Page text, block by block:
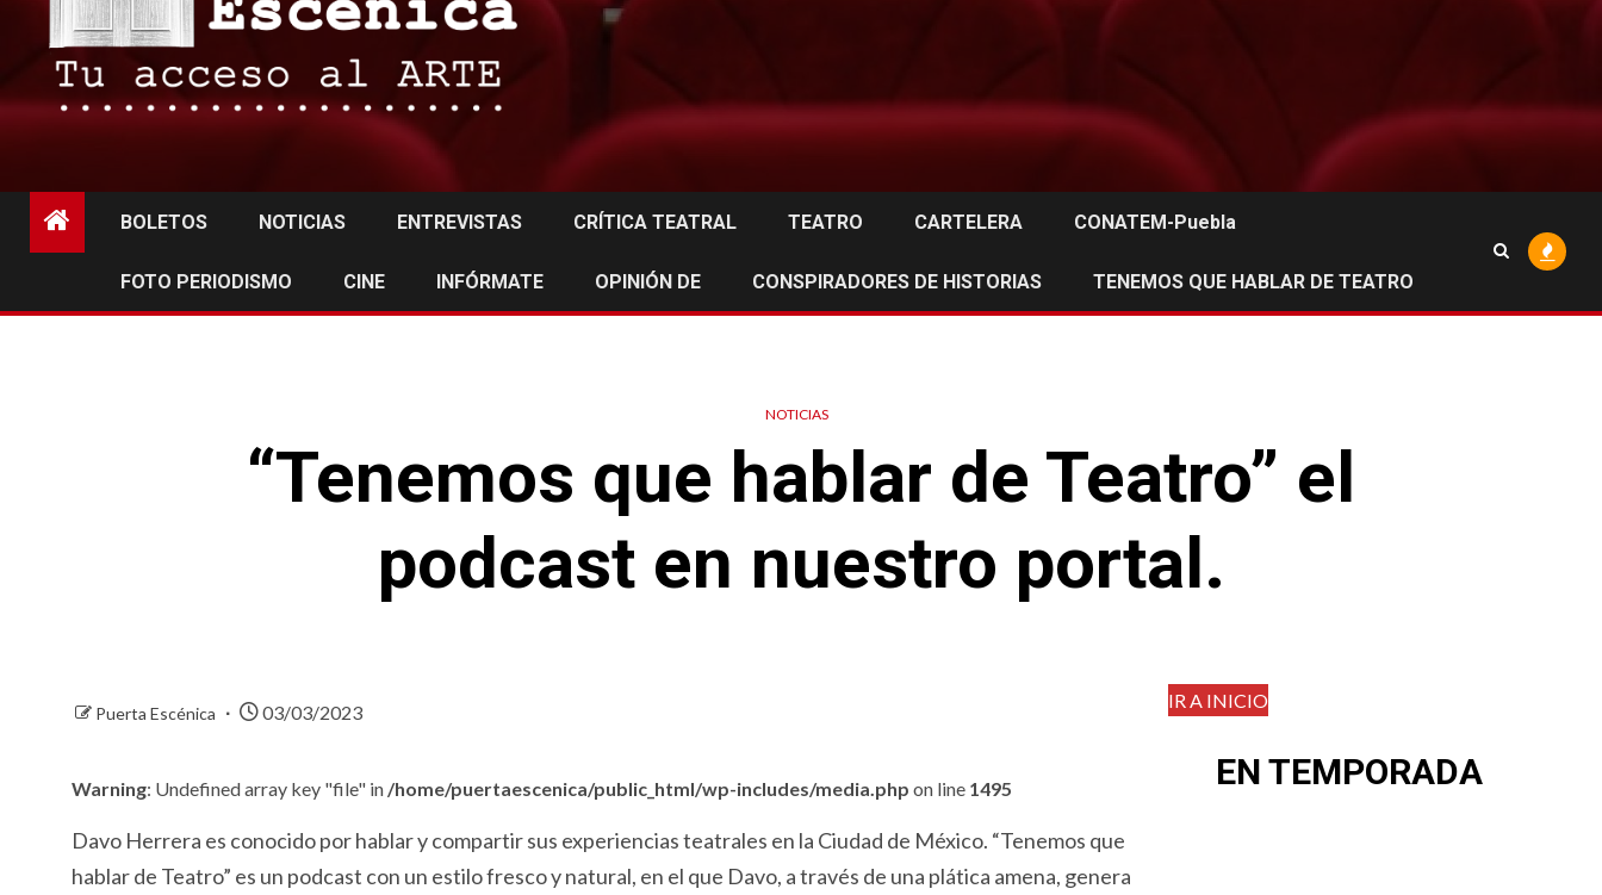
BOLETOS NOTICIAS ENTREVISTAS CRÍTICA TEATRAL TEATRO CARTELERA CONATEM-Puebla
FOTO PERIODISMO CINE INFÓRMATE OPINIÓN DE CONSPIRADORES DE HISTORIAS TENEMOS QUE HABLAR DE TEATRO
NOTICIAS
“Tenemos que hablar de Teatro” el
podcast en nuestro portal.
Puerta Escénica 03/03/2023
Warning: Undefined array key "file" in /home/puertaescenica/public_html/wp-includes/media.php on line 1495
Davo Herrera es conocido por hablar y compartir sus experiencias teatrales en la Ciudad de México. “Tenemos que
hablar de Teatro” es un podcast con un estilo fresco y natural, en el que Davo, a través de una plática amena, genera
IR A INICIO
EN TEMPORADA